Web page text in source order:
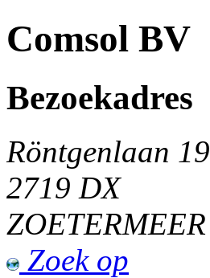
Comsol BV
Bezoekadres
Röntgenlaan 19
2719 DX
ZOETERMEER
Zoek op